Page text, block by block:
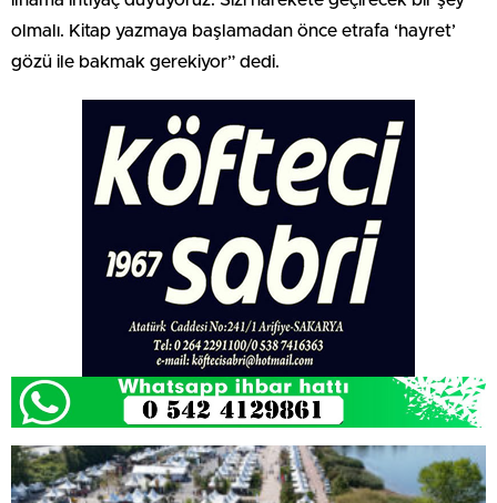
olmalı. Kitap yazmaya başlamadan önce etrafa ‘hayret’
gözü ile bakmak gerekiyor” dedi.